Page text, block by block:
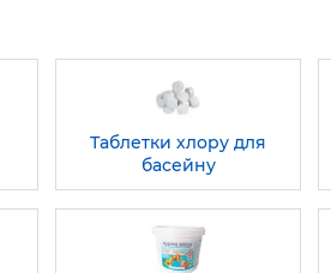
Таблетки хлору для
басейну